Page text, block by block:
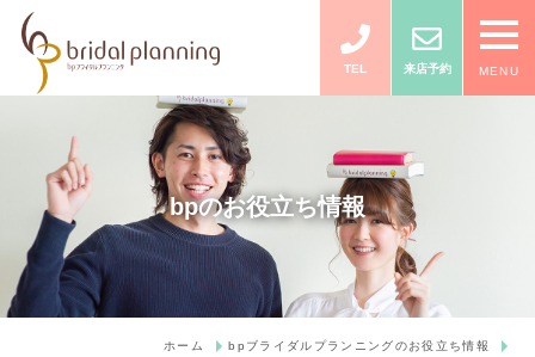
TEL 来店予約 MENU
bpのお役立ち情報
ホーム bpブライダルプランニングのお役立ち情報